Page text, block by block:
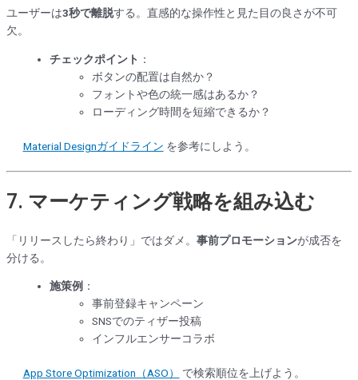
ユーザーは3秒で離脱する。直感的な操作性と見た目の良さが不可
欠。
チェックポイント ：
ボタンの配置は自然か？
フォントや色の統一感はあるか？
ローディング時間を短縮できるか？
Material Designガイドライン を参考にしよう。
7. マーケティング戦略を組み込む
「リリースしたら終わり」ではダメ。 事前プロモーションが成否を
分ける。
施策例 ：
事前登録キャンペーン
SNSでのティザー投稿
インフルエンサーコラボ
App Store Optimization（ASO） で検索順位を上げよう。